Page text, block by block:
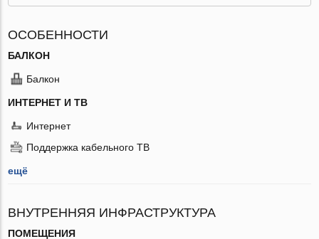
ОСОБЕННОСТИ
БАЛКОН
Балкон
ИНТЕРНЕТ И ТВ
Интернет
Поддержка кабельного ТВ
ещё
ВНУТРЕННЯЯ ИНФРАСТРУКТУРА
ПОМЕЩЕНИЯ